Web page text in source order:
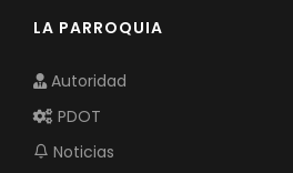
LA PARROQUIA
Autoridad
PDOT
Noticias